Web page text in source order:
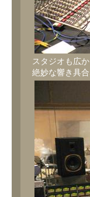
スタジオも広
絶妙な響き具